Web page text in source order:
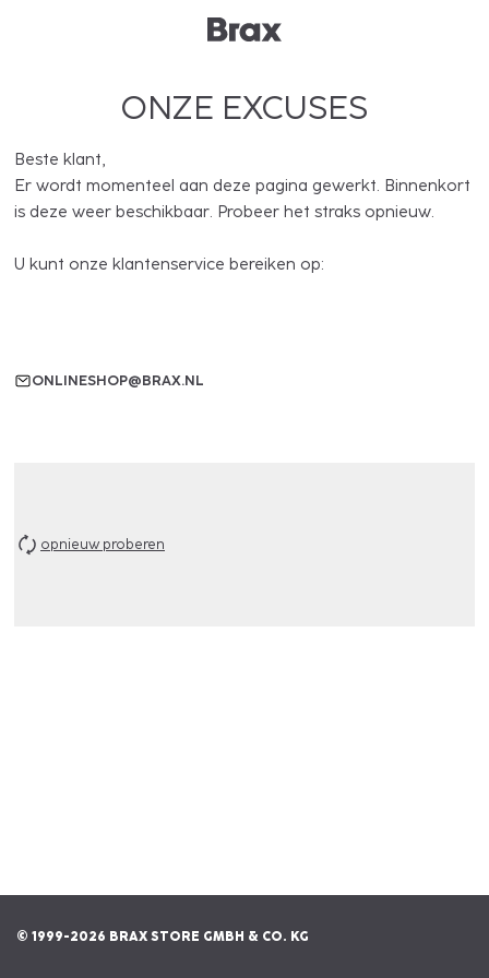
ONZE EXCUSES
Beste klant,
Er wordt momenteel aan deze pagina gewerkt. Binnenkort
is deze weer beschikbaar. Probeer het straks opnieuw.
U kunt onze klantenservice bereiken op:
ONLINESHOP@BRAX.NL
opnieuw proberen
© 1999-2026 BRAX STORE GMBH & CO. KG